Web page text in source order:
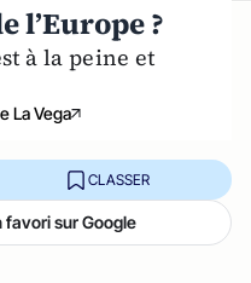
l’Europe ?
à la peine et
La Vega
CLASSER
sur Google